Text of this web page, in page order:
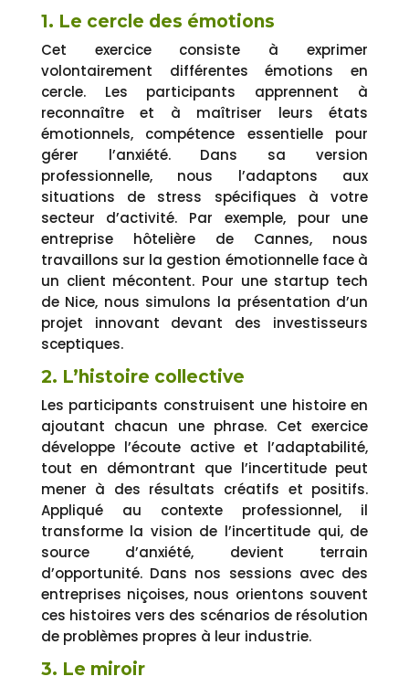
1. Le cercle des émotions
Cet exercice consiste à exprimer
volontairement différentes émotions en
cercle. Les participants apprennent à
reconnaître et à maîtriser leurs états
émotionnels, compétence essentielle pour
gérer l’anxiété. Dans sa version
professionnelle, nous l’adaptons aux
situations de stress spécifiques à votre
secteur d’activité. Par exemple, pour une
entreprise hôtelière de Cannes, nous
travaillons sur la gestion émotionnelle face à
un client mécontent. Pour une startup tech
de Nice, nous simulons la présentation d’un
projet innovant devant des investisseurs
sceptiques.
2. L’histoire collective
Les participants construisent une histoire en
ajoutant chacun une phrase. Cet exercice
développe l’écoute active et l’adaptabilité,
tout en démontrant que l’incertitude peut
mener à des résultats créatifs et positifs.
Appliqué au contexte professionnel, il
transforme la vision de l’incertitude qui, de
source d’anxiété, devient terrain
d’opportunité. Dans nos sessions avec des
entreprises niçoises, nous orientons souvent
ces histoires vers des scénarios de résolution
de problèmes propres à leur industrie.
3. Le miroir